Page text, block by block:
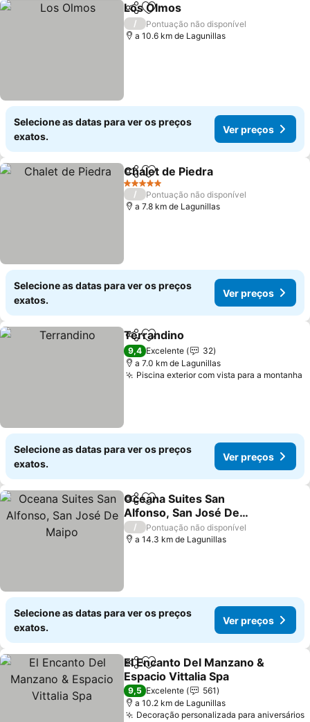
PartilharAdicionar aos favoritos
Los Olmos
/
Pontuação não disponível
a 10.6 km de Lagunillas
Selecione as datas para ver os preços
exatos.
Ver preços
PartilharAdicionar aos favoritos
Chalet de Piedra
5 Estrelas
/
Pontuação não disponível
a 7.8 km de Lagunillas
Selecione as datas para ver os preços
exatos.
Ver preços
PartilharAdicionar aos favoritos
Terrandino
9,4 Excelente
32
a 7.0 km de Lagunillas
Piscina exterior com vista para a montanha
Selecione as datas para ver os preços
exatos.
Ver preços
PartilharAdicionar aos favoritos
Oceana Suites San
Alfonso, San José De
Maipo
/
Pontuação não disponível
a 14.3 km de Lagunillas
Selecione as datas para ver os preços
exatos.
Ver preços
PartilharAdicionar aos favoritos
El Encanto Del Manzano &
Espacio Vittalia Spa
9,5 Excelente
561
a 10.2 km de Lagunillas
Decoração personalizada para aniversários